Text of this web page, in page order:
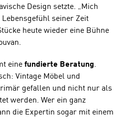
Design setzte. „Mich
seiner Zeit
heute wieder eine Bühne
eine fundierte Beratung.
Vintage Möbel und
gefallen und nicht nur als
werden. Wer ein ganz
die Expertin sogar mit einem